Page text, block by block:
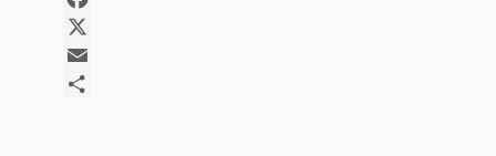
Facebook
X
Email